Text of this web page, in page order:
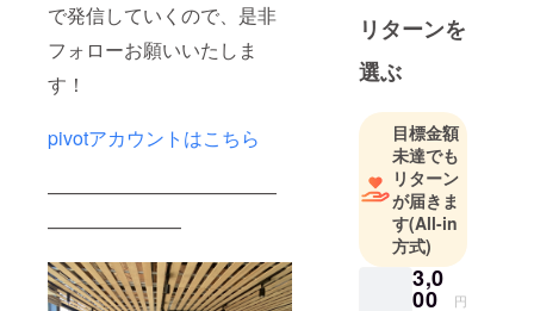
で発信していくので、是非
フォローお願いいたしま
す！
pivotアカウントはこちら
————————————
———————
リターンを
選ぶ
目標金額
未達でも
リターン
が届きま
す(All-in
方式)
3,0
00 円